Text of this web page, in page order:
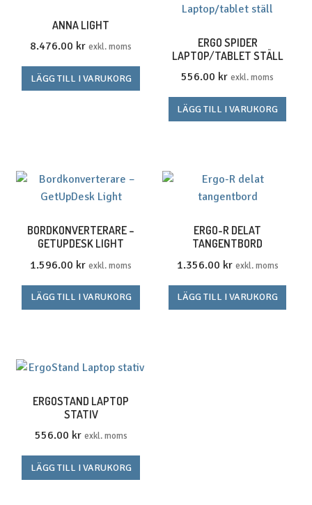
ANNA LIGHT
8.476.00 kr exkl. moms
LÄGG TILL I VARUKORG
ERGO SPIDER
LAPTOP/TABLET STÄLL
556.00 kr exkl. moms
LÄGG TILL I VARUKORG
BORDKONVERTERARE –
GETUPDESK LIGHT
1.596.00 kr exkl. moms
LÄGG TILL I VARUKORG
ERGO-R DELAT
TANGENTBORD
1.356.00 kr exkl. moms
LÄGG TILL I VARUKORG
ERGOSTAND LAPTOP
STATIV
556.00 kr exkl. moms
LÄGG TILL I VARUKORG